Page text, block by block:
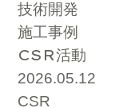
技術開発
施工事例
CSR活動
2026.05.12
CSR